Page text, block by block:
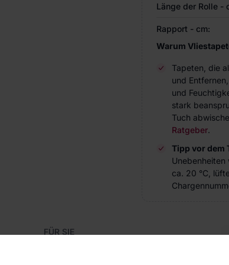
Länge der Rolle -
Rapport - cm:
Warum
Tapeten, die
und
und
stark
Tuch
Ratgeber.
Tipp vor dem
Unebenheiten
ca. 20 °C,
FÜR SIE